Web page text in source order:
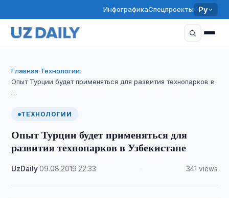
ИнфографикаСпецпроекты Ру
Главная›Технологии›
Опыт Турции будет применяться для развития технопарков в
…
ТЕХНОЛОГИИ
Опыт Турции будет применяться для
развития технопарков в Узбекистане
UzDaily·09.08.2019 22:33 341 views